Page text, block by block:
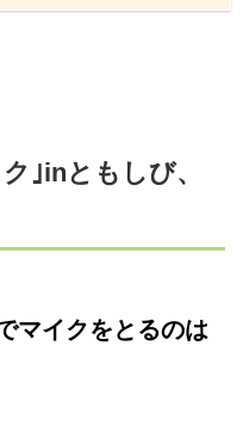
｣inともしび、
マイクをとるのは